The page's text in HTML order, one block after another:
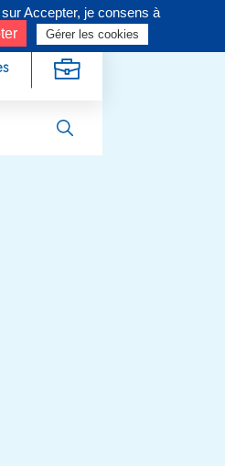
Accepter, je consens à
Gérer les cookies